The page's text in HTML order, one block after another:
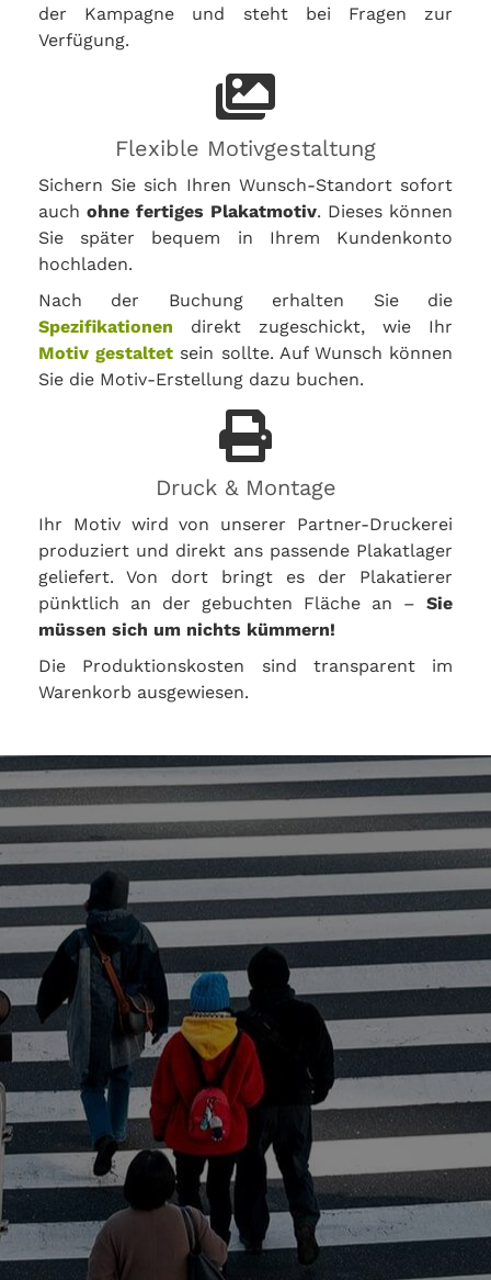
der Kampagne und steht bei Fragen zur
Verfügung.
Flexible Motivgestaltung
Sichern Sie sich Ihren Wunsch-Standort sofort
auch ohne fertiges Plakatmotiv. Dieses können
Sie später bequem in Ihrem Kundenkonto
hochladen.
Nach der Buchung erhalten Sie die
Spezifikationen direkt zugeschickt, wie Ihr
Motiv gestaltet sein sollte. Auf Wunsch können
Sie die Motiv-Erstellung dazu buchen.
Druck & Montage
Ihr Motiv wird von unserer Partner-Druckerei
produziert und direkt ans passende Plakatlager
geliefert. Von dort bringt es der Plakatierer
pünktlich an der gebuchten Fläche an – Sie
müssen sich um nichts kümmern!
Die Produktionskosten sind transparent im
Warenkorb ausgewiesen.